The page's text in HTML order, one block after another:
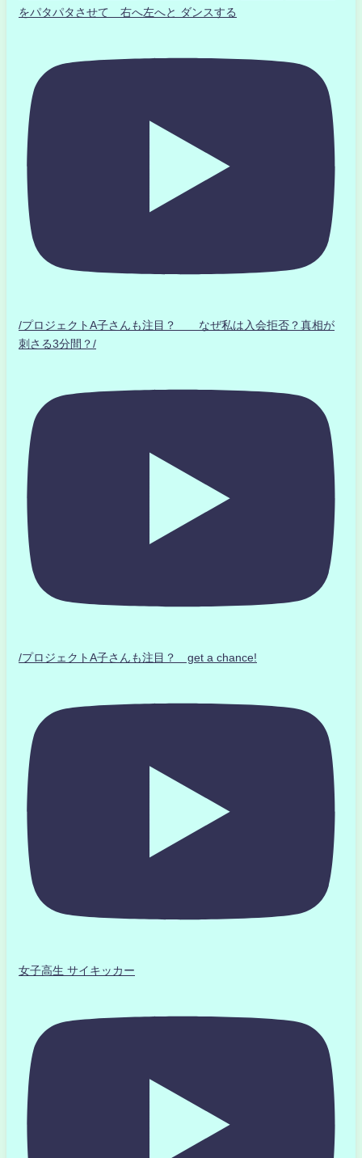
をパタパタさせて 右へ左へと ダンスする
/プロジェクトA子さんも注目？ なぜ私は入会拒否？真相が
刺さる3分間？/
/プロジェクトA子さんも注目？ get a chance!
女子高生 サイキッカー